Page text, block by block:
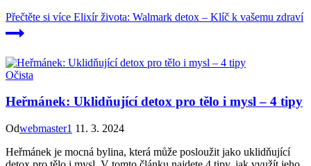
Přečtěte si více Elixír života: Walmark detox – Klíč k vašemu zdraví
Očista
Heřmánek: Uklidňující detox pro tělo i mysl – 4 tipy
Odwebmaster1 11. 3. 2024
Heřmánek je mocná bylina, která může posloužit jako uklidňující